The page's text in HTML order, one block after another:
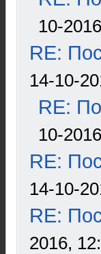
10-
RE:
14-10-
RE:
10-
RE:
14-10-
RE:
2016,